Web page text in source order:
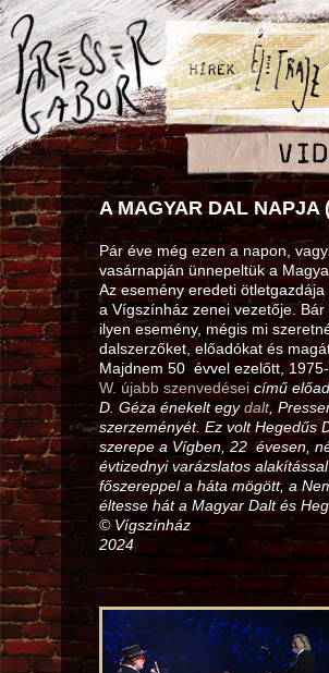
A MAGYAR DAL NAPJA
Pár éve még ezen a napon,
vasárnapján ünnepeltük a
Az esemény eredeti
a Vígszínház zenei vezetője.
ilyen esemény, mégis mi
dalszerzőket, előadókat és
Majdnem 50 évvel ezelőtt,
W. újabb szenvedései című
D. Géza énekelt egydalt,
szerzeményét. Ez volt Hegedűs
szerepe a Vígben, 22 évesen,
évtizednyi varázslatos
főszereppel a háta mögött, a
éltesse hát a Magyar Dalt és
© Vígszínház
2024